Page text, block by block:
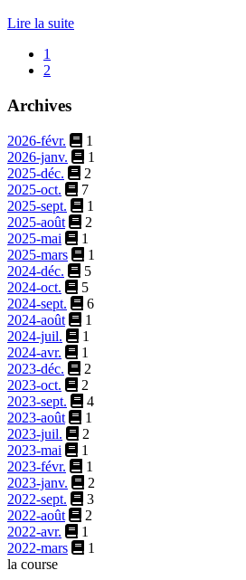
Lire la suite
1
2
Archives
2026-févr.
1
2026-janv.
1
2025-déc.
2
2025-oct.
7
2025-sept.
1
2025-août
2
2025-mai
1
2025-mars
1
2024-déc.
5
2024-oct.
5
2024-sept.
6
2024-août
1
2024-juil.
1
2024-avr.
1
2023-déc.
2
2023-oct.
2
2023-sept.
4
2023-août
1
2023-juil.
2
2023-mai
1
2023-févr.
1
2023-janv.
2
2022-sept.
3
2022-août
2
2022-avr.
1
2022-mars
1
la course